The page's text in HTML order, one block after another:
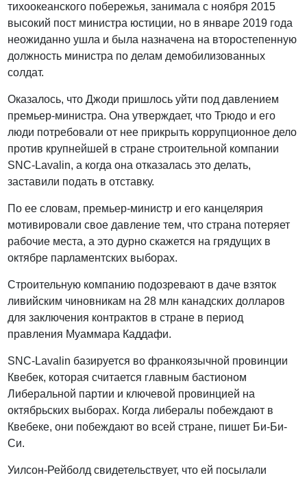
тихоокеанского побережья, занимала с ноября 2015
высокий пост министра юстиции, но в январе 2019 года
неожиданно ушла и была назначена на второстепенную
должность министра по делам демобилизованных
солдат.
Оказалось, что Джоди пришлось уйти под давлением
премьер-министра. Она утверждает, что Трюдо и его
люди потребовали от нее прикрыть коррупционное дело
против крупнейшей в стране строительной компании
SNC-Lavalin, а когда она отказалась это делать,
заставили подать в отставку.
По ее словам, премьер-министр и его канцелярия
мотивировали свое давление тем, что страна потеряет
рабочие места, а это дурно скажется на грядущих в
октябре парламентских выборах.
Строительную компанию подозревают в даче взяток
ливийским чиновникам на 28 млн канадских долларов
для заключения контрактов в стране в период
правления Муаммара Каддафи.
SNC-Lavalin базируется во франкоязычной провинции
Квебек, которая считается главным бастионом
Либеральной партии и ключевой провинцией на
октябрьских выборах. Когда либералы побеждают в
Квебеке, они побеждают во всей стране, пишет Би-Би-
Си.
Уилсон-Рейболд свидетельствует, что ей посылали